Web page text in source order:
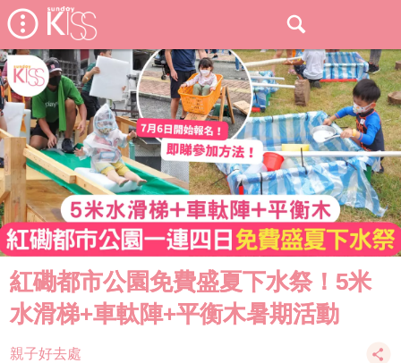
紅磡都市公園免費盛夏下水祭！5米
水滑梯+車軚陣+平衡木暑期活動
親子好去處